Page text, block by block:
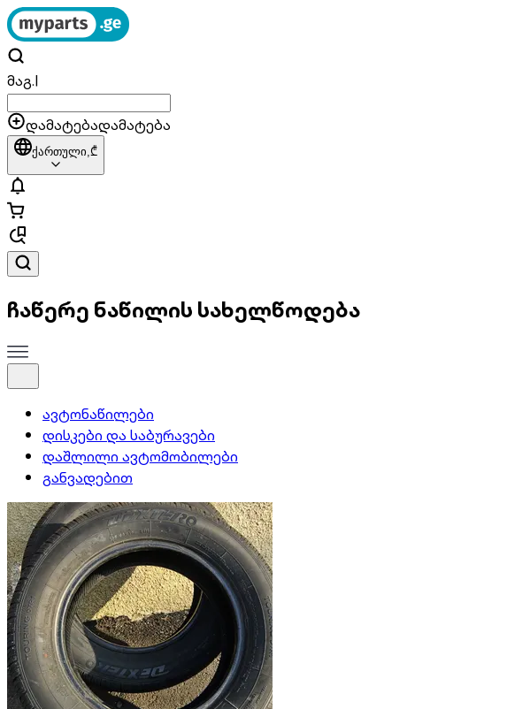
მაგ.|
დამატებადამატება
ქართული,₾
ჩაწერე ნაწილის სახელწოდება
ავტონაწილები
დისკები და საბურავები
დაშლილი ავტომობილები
განვადებით